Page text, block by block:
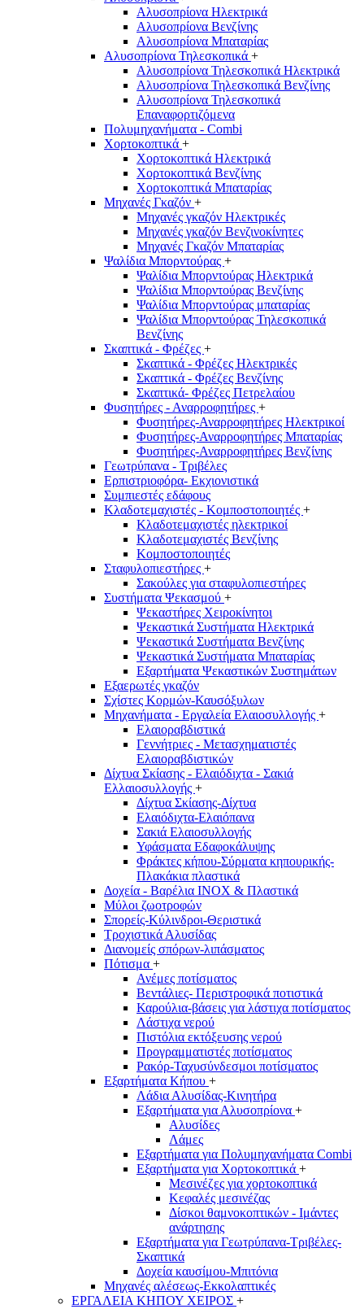
Αλυσοπρίονα Ηλεκτρικά
Αλυσοπρίονα Βενζίνης
Αλυσοπρίονα Μπαταρίας
Αλυσοπρίονα Τηλεσκοπικά +
Αλυσοπρίονα Τηλεσκοπικά Ηλεκτρικά
Αλυσοπρίονα Τηλεσκοπικά Βενζίνης
Αλυσοπρίονα Τηλεσκοπικά
Επαναφορτιζόμενα
Πολυμηχανήματα - Combi
Χορτοκοπτικά +
Χορτοκοπτικά Ηλεκτρικά
Χορτοκοπτικά Βενζίνης
Χορτοκοπτικά Μπαταρίας
Μηχανές Γκαζόν +
Μηχανές γκαζόν Ηλεκτρικές
Μηχανές γκαζόν Βενζινοκίνητες
Μηχανές Γκαζόν Μπαταρίας
Ψαλίδια Μπορντούρας +
Ψαλίδια Μπορντούρας Hλεκτρικά
Ψαλίδια Μπορντούρας Βενζίνης
Ψαλίδια Μπορντούρας μπαταρίας
Ψαλίδια Μπορντούρας Τηλεσκοπικά
Βενζίνης
Σκαπτικά - Φρέζες +
Σκαπτικά - Φρέζες Ηλεκτρικές
Σκαπτικά - Φρέζες Βενζίνης
Σκαπτικά- Φρέζες Πετρελαίου
Φυσητήρες - Αναρροφητήρες +
Φυσητήρες-Αναρροφητήρες Ηλεκτρικοί
Φυσητήρες-Αναρροφητήρες Μπαταρίας
Φυσητήρες-Αναρροφητήρες Βενζίνης
Γεωτρύπανα - Τριβέλες
Ερπιστριοφόρα- Εκχιονιστικά
Συμπιεστές εδάφους
Κλαδοτεμαχιστές - Κομποστοποιητές +
Κλαδοτεμαχιστές ηλεκτρικοί
Κλαδοτεμαχιστές Βενζίνης
Κομποστοποιητές
Σταφυλοπιεστήρες +
Σακούλες για σταφυλοπιεστήρες
Συστήματα Ψεκασμού +
Ψεκαστήρες Χειροκίνητοι
Ψεκαστικά Συστήματα Ηλεκτρικά
Ψεκαστικά Συστήματα Βενζίνης
Ψεκαστικά Συστήματα Μπαταρίας
Εξαρτήματα Ψεκαστικών Συστημάτων
Εξαερωτές γκαζόν
Σχίστες Κορμών-Καυσόξυλων
Μηχανήματα - Εργαλεία Ελαιοσυλλογής +
Ελαιοραβδιστικά
Γεννήτριες - Μετασχηματιστές
Ελαιοραβδιστικών
Δίχτυα Σκίασης - Ελαιόδιχτα - Σακιά
Ελλαιοσυλλογής +
Δίχτυα Σκίασης-Δίχτυα
Ελαιόδιχτα-Ελαιόπανα
Σακιά Ελαιοσυλλογής
Υφάσματα Εδαφοκάλυψης
Φράκτες κήπου-Σύρματα κηπουρικής-
Πλακάκια πλαστικά
Δοχεία - Βαρέλια INOX & Πλαστικά
Μύλοι ζωοτροφών
Σπορείς-Κύλινδροι-Θεριστικά
Τροχιστικά Αλυσίδας
Διανομείς σπόρων-λιπάσματος
Πότισμα +
Ανέμες ποτίσματος
Βεντάλιες- Περιστροφικά ποτιστικά
Καρούλια-βάσεις για λάστιχα ποτίσματος
Λάστιχα νερού
Πιστόλια εκτόξευσης νερού
Προγραμματιστές ποτίσματος
Ρακόρ-Ταχυσύνδεσμοι ποτίσματος
Εξαρτήματα Κήπου +
Λάδια Αλυσίδας-Κινητήρα
Εξαρτήματα για Αλυσοπρίονα +
Αλυσίδες
Λάμες
Εξαρτήματα για Πολυμηχανήματα Combi
Εξαρτήματα για Χορτοκοπτικά +
Μεσινέζες για χορτοκοπτικά
Κεφαλές μεσινέζας
Δίσκοι θαμνοκοπτικών - Ιμάντες
ανάρτησης
Εξαρτήματα για Γεωτρύπανα-Τριβέλες-
Σκαπτικά
Δοχεία καυσίμου-Μπιτόνια
Μηχανές αλέσεως-Εκκολαπτικές
ΕΡΓΑΛΕΙΑ ΚΗΠΟΥ ΧΕΙΡΟΣ +